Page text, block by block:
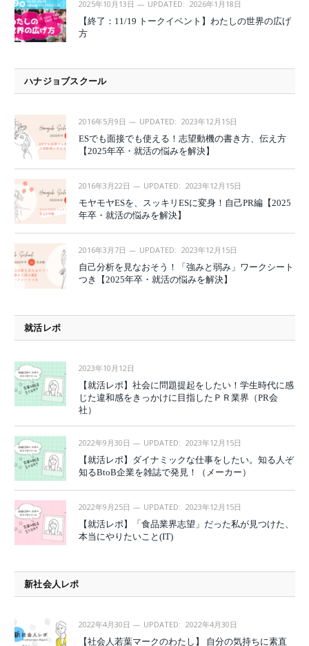
2025年10月13日 UPDATED: 2026年1月18日
【終了：11/19 トークイベント】わたしの世界の広げ
方
ハナジョブスクール
2016年5月9日 UPDATED: 2023年12月15日
ESでも面接でも使える！志望動機の書き方、伝え方
【2025年卒・就活の悩みを解決】
2016年3月22日 UPDATED: 2023年12月15日
モヤモヤESを、スッキリESに変身！自己PR編【2025
年卒・就活の悩みを解決】
2016年3月7日 UPDATED: 2023年12月15日
自己分析を見なおそう！「強みと弱み」ワークシート
つき【2025年卒・就活の悩みを解決】
就活レポ
2023年10月12日
【就活レポ】社会に問題提起をしたい！学生時代に感
じた違和感をきっかけに目指したＰＲ業界（PR会
社）
2022年9月30日 UPDATED: 2023年12月15日
【就活レポ】ダイナミックな仕事をしたい。知る人ぞ
知るBtoB企業を雑誌で発見！（メーカー）
2022年9月25日 UPDATED: 2023年12月15日
【就活レポ】「食品業界志望」だった私が見つけた、
本当にやりたいこと(IT)
新社会人レポ
2022年4月30日 UPDATED: 2022年4月30日
【社会人若葉マークのわたし】 自分の気持ちに素直